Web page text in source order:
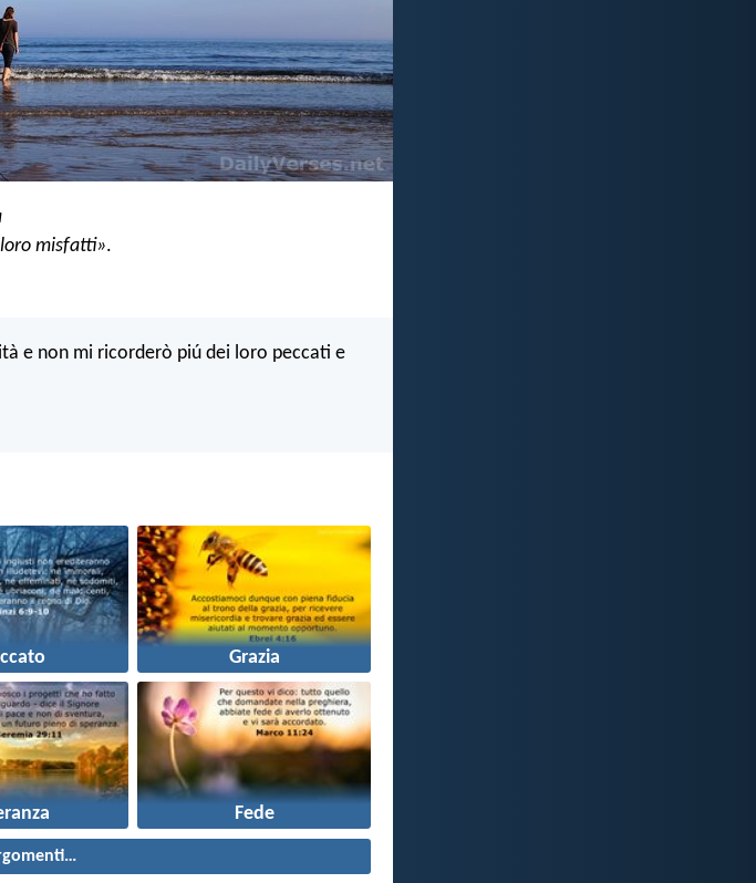
misfatti».
e non mi ricorderò piú dei loro peccati e
Grazia
Fede